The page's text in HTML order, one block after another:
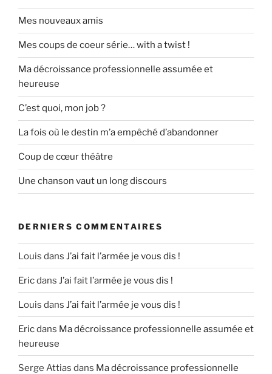
Mes nouveaux amis
Mes coups de coeur série… with a twist !
Ma décroissance professionnelle assumée et
heureuse
C’est quoi, mon job ?
La fois où le destin m’a empêché d’abandonner
Coup de cœur théâtre
Une chanson vaut un long discours
DERNIERS COMMENTAIRES
Louis dans J’ai fait l’armée je vous dis !
Ericdans J’ai fait l’armée je vous dis !
Louis dans J’ai fait l’armée je vous dis !
Ericdans Ma décroissance professionnelle assumée et
heureuse
Serge Attias dans Ma décroissance professionnelle